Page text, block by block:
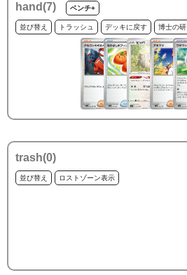
hand(7) ベンチ+
並び替え トラッシュ デッキに戻す 博士の
trash(0)
並び替え ロストゾーン表示